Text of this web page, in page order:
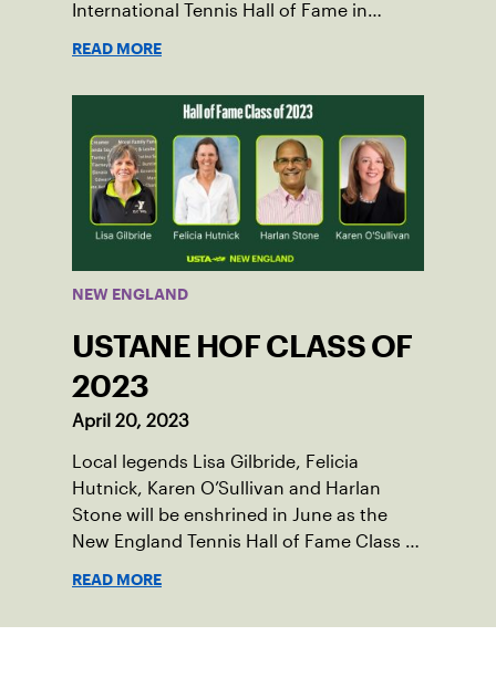
International Tennis Hall of Fame in
their achievements as players, coaches,
volunteers, philanthropists and tennis
fans in front of family, friends, USTA New
England and National Board members,
and more.
READ MORE
NEW ENGLAND
USTANE HOF CLASS OF
2023
April 20, 2023
Local legends Lisa Gilbride, Felicia
Hutnick, Karen O’Sullivan and Harlan
Stone will be enshrined in June as the
New England Tennis Hall of Fame Class of
READ MORE